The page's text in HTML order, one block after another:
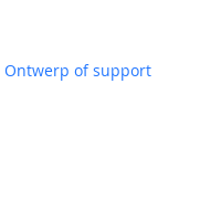
Ontwerp of support